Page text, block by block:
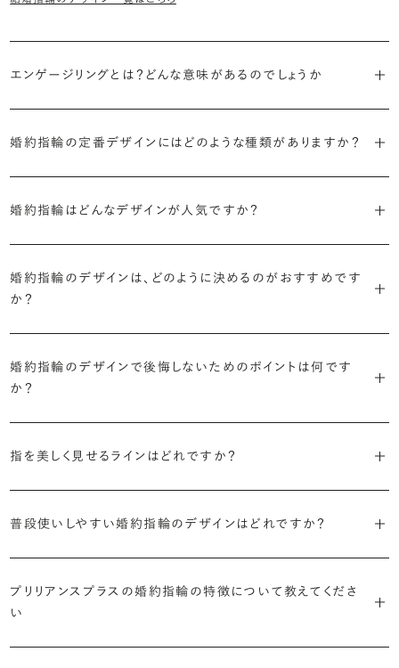
エンゲージリングとは？どんな意味があるのでしょうか
リング」は婚約指輪の別名です。
Ring（エンゲージメントリング）と呼ばれます。
婚約指輪の定番デザインにはどのような種類がありますか？
リリアンスプラスでも不動の人気を誇ります。
えたデザイン。愛らしい雰囲気が楽しめます。
るという点でも人気があります。
ン。手元にしっかりと存在感を添えてくれます。
華やかなデザインをお好みの方から非常に人気です。
婚約指輪はどんなデザインが人気ですか？
に留めた王道のデザイン「ソリティア」です。
婚約指輪のデザインは、どのように決めるのがおすすめです
か？
す。
絞り、次にアームのフォルム（ストレート／ウェーブ／V字）と素材（プ
・年齢を重ねても似合うリングを目指す
・着用シーンを想像して選ぶ
日常的に身に着けたいのか、お出かけの時だけ身に着けたいのか
婚約指輪のデザインで後悔しないためのポイントは何です
か？
は実物を指に着けて見え方を確かめることです。
までじっくりと試着していただけます。
ショールームで婚約指輪を試着する
指を美しく見せるラインはどれですか？
見えやすいと言われています。
てきます。ぜひ、所要時間30秒のブリリアンスプラスオリジナル診断を
活用して、ご自身にぴったりのラインを探してみてください。
普段使いしやすい婚約指輪のデザインはどれですか？
なります。ブリリアンスプラスでは、普段の生活の中でも婚約指輪を楽
しく身に着けていただけるよう、全てのデザインが高さを抑えて作られ
プリリアンスプラスの婚約指輪の特徴について教えてくださ
い